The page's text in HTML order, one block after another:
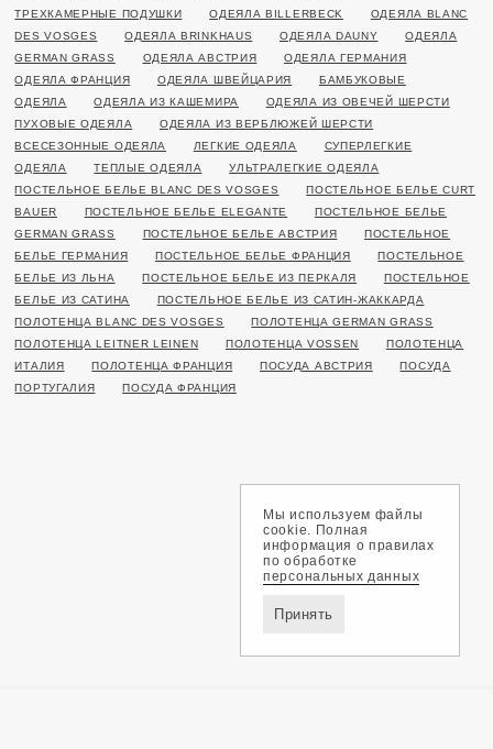
ТРЕХКАМЕРНЫЕ ПОДУШКИ
ОДЕЯЛА BILLERBECK
ОДЕЯЛА BLANC
DES VOSGES
ОДЕЯЛА BRINKHAUS ОДЕЯЛА DAUNY
ОДЕЯЛА
GERMAN GRASS
ОДЕЯЛА АВСТРИЯ
ОДЕЯЛА ГЕРМАНИЯ
ОДЕЯЛА ФРАНЦИЯ
ОДЕЯЛА ШВЕЙЦАРИЯ
БАМБУКОВЫЕ
ОДЕЯЛА
ОДЕЯЛА ИЗ КАШЕМИРА
ОДЕЯЛА ИЗ ОВЕЧЕЙ ШЕРСТИ
ПУХОВЫЕ ОДЕЯЛА
ОДЕЯЛА ИЗ ВЕРБЛЮЖЕЙ ШЕРСТИ
ВСЕСЕЗОННЫЕ ОДЕЯЛА
ЛЕГКИЕ ОДЕЯЛА
СУПЕРЛЕГКИЕ
ОДЕЯЛА
ТЕПЛЫЕ ОДЕЯЛА
УЛЬТРАЛЕГКИЕ ОДЕЯЛА
ПОСТЕЛЬНОЕ БЕЛЬЕ BLANC DES VOSGES
ПОСТЕЛЬНОЕ БЕЛЬЕ CURT
BAUER
ПОСТЕЛЬНОЕ БЕЛЬЕ ELEGANTE
ПОСТЕЛЬНОЕ БЕЛЬЕ
GERMAN GRASS
ПОСТЕЛЬНОЕ БЕЛЬЕ АВСТРИЯ
ПОСТЕЛЬНОЕ
БЕЛЬЕ ГЕРМАНИЯ
ПОСТЕЛЬНОЕ БЕЛЬЕ ФРАНЦИЯ
ПОСТЕЛЬНОЕ
БЕЛЬЕ ИЗ ЛЬНА
ПОСТЕЛЬНОЕ БЕЛЬЕ ИЗ ПЕРКАЛЯ
ПОСТЕЛЬНОЕ
БЕЛЬЕ ИЗ САТИНА
ПОСТЕЛЬНОЕ БЕЛЬЕ ИЗ САТИН-ЖАККАРДА
ПОЛОТЕНЦА BLANC DES VOSGES
ПОЛОТЕНЦА GERMAN GRASS
ПОЛОТЕНЦА LEITNER LEINEN
ПОЛОТЕНЦА VOSSEN
ПОЛОТЕНЦА
ИТАЛИЯ
ПОЛОТЕНЦА ФРАНЦИЯ ПОСУДА АВСТРИЯ
ПОСУДА
ПОРТУГАЛИЯ
ПОСУДА ФРАНЦИЯ
Мы используем файлы
cookie. Полная
информация о правилах
по обработке
персональных данных
Принять